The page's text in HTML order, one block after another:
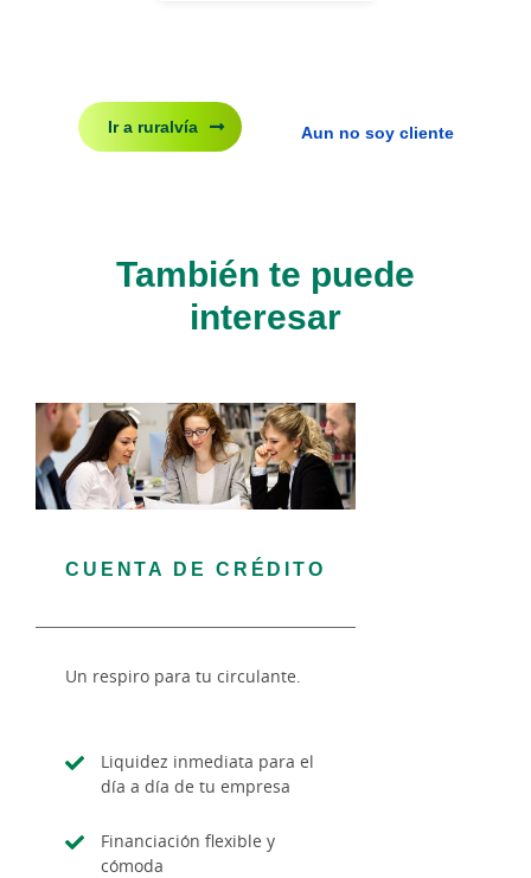
Ir a ruralvía Aun no soy cliente
También te puede
interesar
CUENTA DE CRÉDITO
Un respiro para tu circulante.
Liquidez inmediata para el
día a día de tu empresa
Financiación flexible y
cómoda